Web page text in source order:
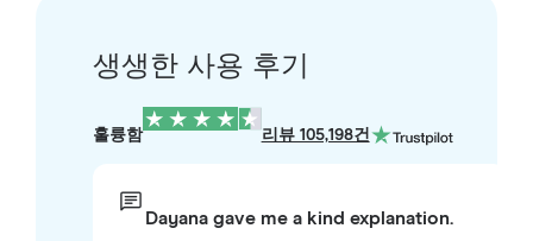
생생한 사용 후기
훌륭함 리뷰 105,198건
Dayana gave me a kind explanation.